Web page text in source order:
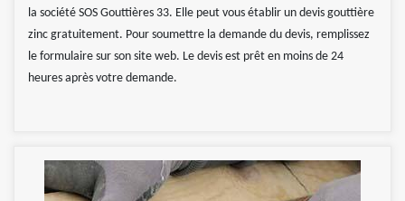
la société SOS Gouttières 33. Elle peut vous établir un devis gouttière
zinc gratuitement. Pour soumettre la demande du devis, remplissez
le formulaire sur son site web. Le devis est prêt en moins de 24
heures après votre demande.